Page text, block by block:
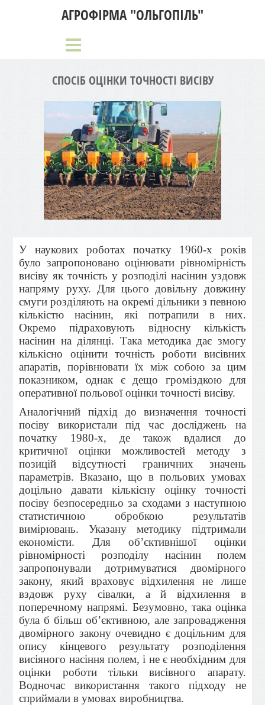
АГРОФІРМА "ОЛЬГОПІЛЬ"
СПОСІБ ОЦІНКИ ТОЧНОСТІ ВИСІВУ
У наукових роботах початку 1960-х років
було запропоновано оцінювати рівномірність
висіву як точність у розподілі насінин уздовж
напряму руху. Для цього довільну довжину
смуги розділяють на окремі дільники з певною
кіль­кістю насінин, які потрапили в них.
Окремо підраховують відносну кількість
насінин на ділянці. Така методика дає змогу
кількісно оцінити точність роботи висівних
апаратів, порівнювати їх між собою за цим
показником, однак є дещо громіздкою для
оперативної польової оцінки точності висіву.
Аналогічний підхід до визначення точності
посіву використали під час досліджень на
початку 1980-х, де також вдалися до
критичної оцінки можливостей методу з
позицій відсутності граничних значень
параметрів. Вказано, що в польових умовах
доцільно давати кіль­кісну оцінку точності
посіву безпосередньо за сходами з наступною
статистичною обробкою результатів
вимірювань. Указану методику підтримали
економісти. Для об’єктивнішої оцінки
рівномір­ності розподілу насінин полем
запропонували дотримуватися двомірного
закону, який враховує відхилення не лише
вздовж руху сівалки, а й відхилення в
поперечному напрямі. Безумовно, така оцінка
була б більш об’єктивною, але запровадження
двомірного закону очевидно є доцільним для
опису кінцевого результату розподілення
висіяного насіння полем, і не є необхідним для
оцін­ки роботи тільки висівного апарату.
Водночас використання такого підходу не
сприймали в умовах виробництва.